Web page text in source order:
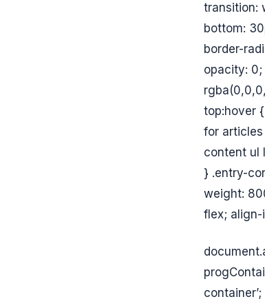
transition:
bottom:
border-
opacity:
top:hover
for
content ul
} .entry-
weight:
flex; align-